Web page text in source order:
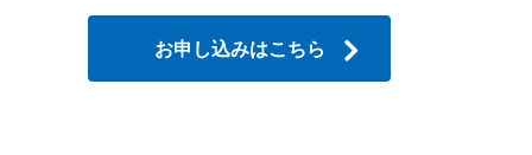
お申し込みはこちら